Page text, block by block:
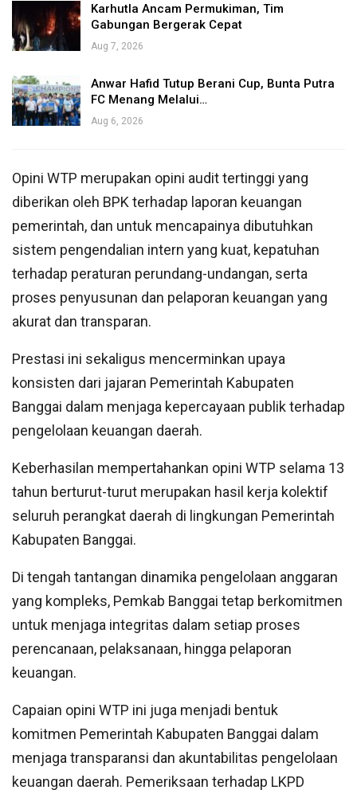
Karhutla Ancam Permukiman, Tim
Gabungan Bergerak Cepat
Aug 7, 2026
Anwar Hafid Tutup Berani Cup, Bunta Putra
FC Menang Melalui…
Aug 6, 2026
Opini WTP merupakan opini audit tertinggi yang
diberikan oleh BPK terhadap laporan keuangan
pemerintah, dan untuk mencapainya dibutuhkan
sistem pengendalian intern yang kuat, kepatuhan
terhadap peraturan perundang-undangan, serta
proses penyusunan dan pelaporan keuangan yang
akurat dan transparan.
Prestasi ini sekaligus mencerminkan upaya
konsisten dari jajaran Pemerintah Kabupaten
Banggai dalam menjaga kepercayaan publik terhadap
pengelolaan keuangan daerah.
Keberhasilan mempertahankan opini WTP selama 13
tahun berturut-turut merupakan hasil kerja kolektif
seluruh perangkat daerah di lingkungan Pemerintah
Kabupaten Banggai.
Di tengah tantangan dinamika pengelolaan anggaran
yang kompleks, Pemkab Banggai tetap berkomitmen
untuk menjaga integritas dalam setiap proses
perencanaan, pelaksanaan, hingga pelaporan
keuangan.
Capaian opini WTP ini juga menjadi bentuk
komitmen Pemerintah Kabupaten Banggai dalam
menjaga transparansi dan akuntabilitas pengelolaan
keuangan daerah. Pemeriksaan terhadap LKPD